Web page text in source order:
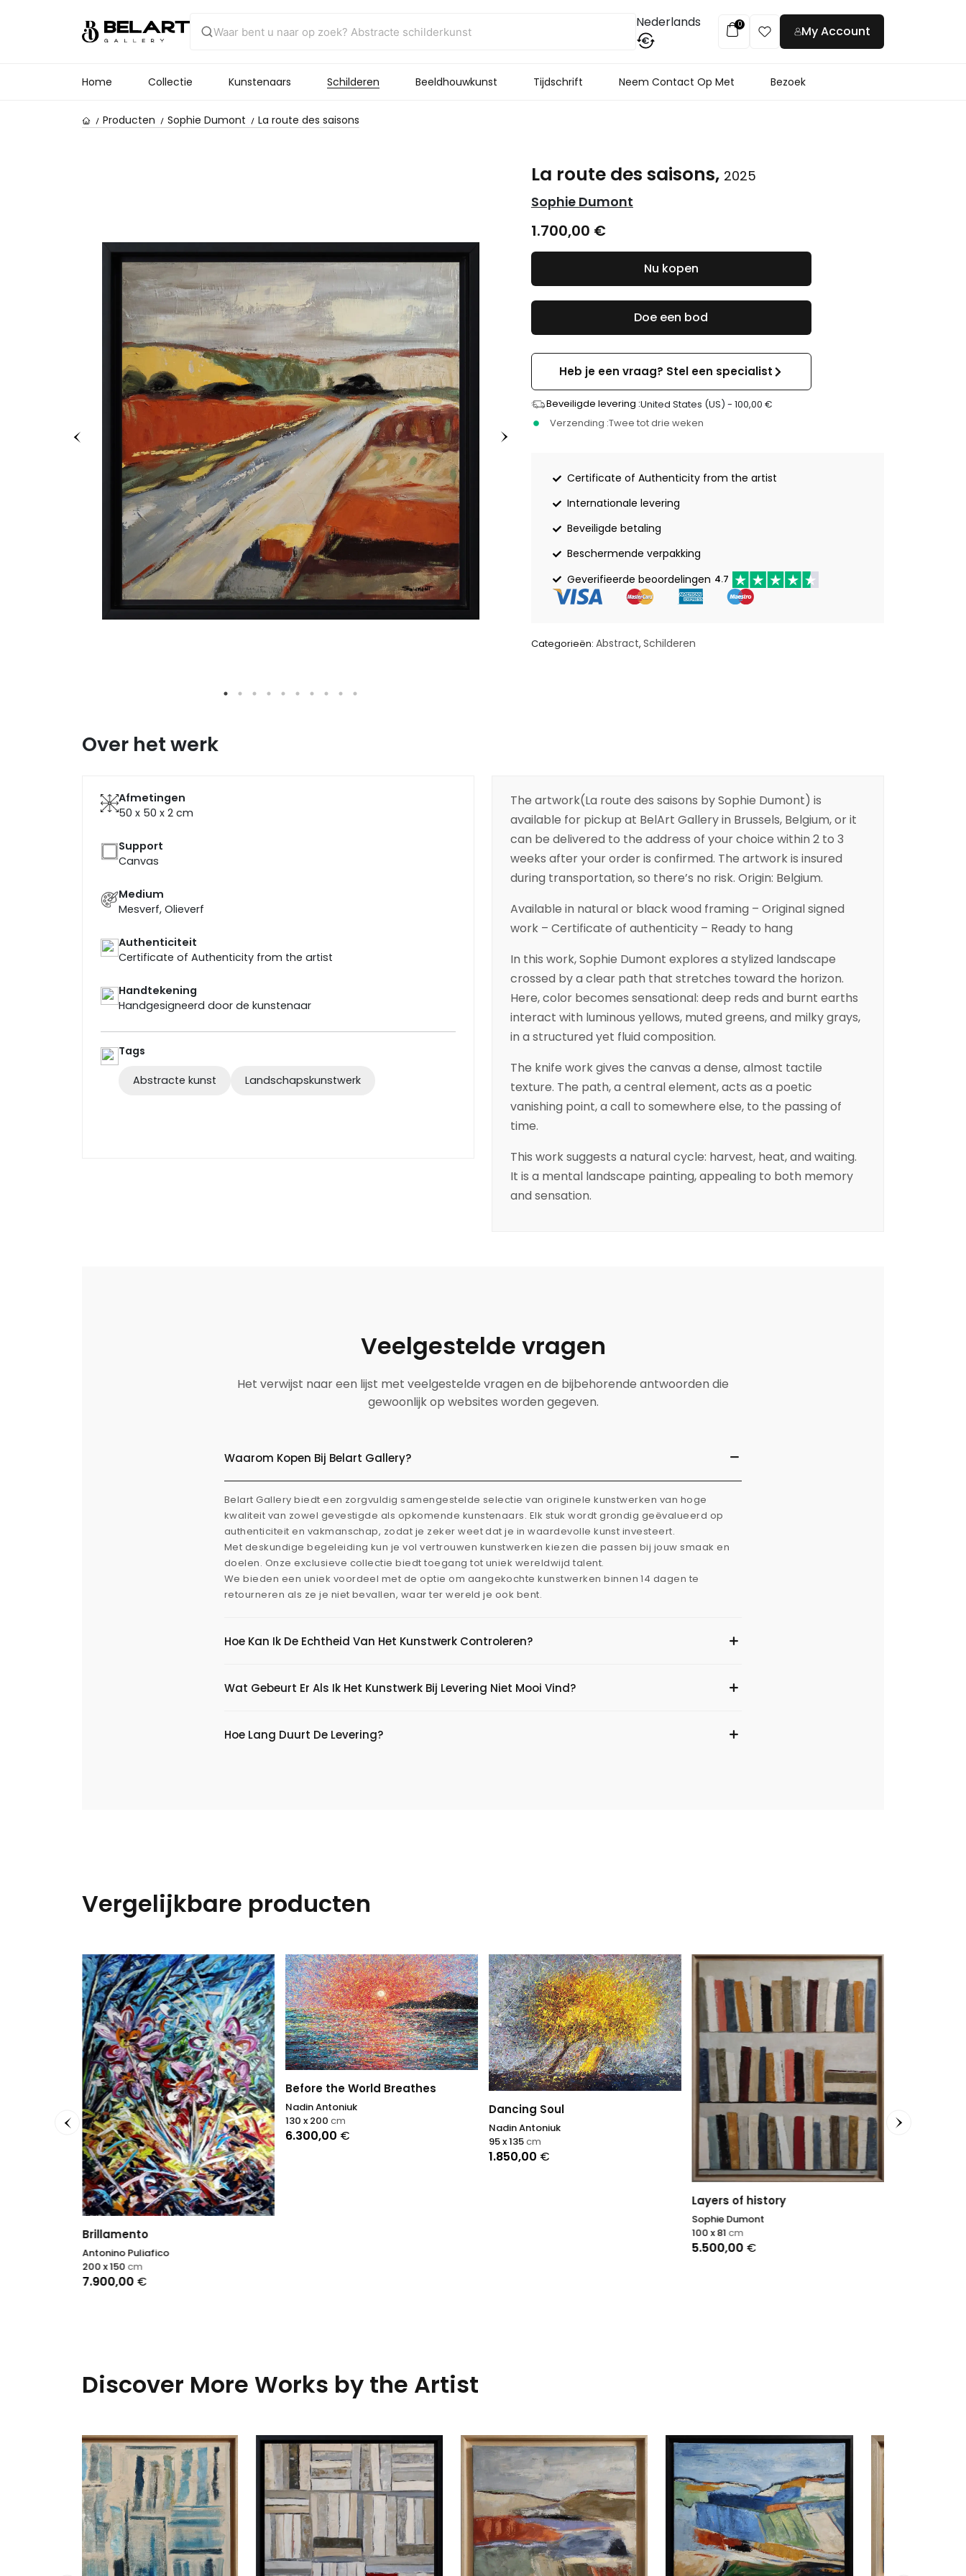
Nederlands
€
0 My Account
Home Collectie Kunstenaars Schilderen Beeldhouwkunst Tijdschrift Neem Contact Op Met Bezoek
Producten Sophie Dumont La route des saisons
La route des saisons, 2025
Sophie Dumont
1.700,00 €
Doe een bod
Heb je een vraag? Stel een specialist
Beveiligde levering :United States (US) -100,00€
Verzending :Twee tot drie weken
Certificate of Authenticity from the artist
Internationale levering
Beveiligde betaling
Beschermende verpakking
Geverifieerde beoordelingen 4.7
Categorieën: Abstract, Schilderen
Nu kopen
Over het werk
Afmetingen
50 x 50 x 2 cm
Support
Canvas
Medium
Mesverf, Olieverf
Authenticiteit
Certificate of Authenticity from the artist
Handtekening
Handgesigneerd door de kunstenaar
Tags
Abstracte kunst Landschapskunstwerk
The artwork(La route des saisons by Sophie Dumont) is
available for pickup at BelArt Gallery in Brussels, Belgium, or it
can be delivered to the address of your choice within 2 to 3
weeks after your order is confirmed. The artwork is insured
during transportation, so there’s no risk. Origin: Belgium.
Available in natural or black wood framing – Original signed
work – Certificate of authenticity – Ready to hang
In this work, Sophie Dumont explores a stylized landscape
crossed by a clear path that stretches toward the horizon.
Here, color becomes sensational: deep reds and burnt earths
interact with luminous yellows, muted greens, and milky grays,
in a structured yet fluid composition.
The knife work gives the canvas a dense, almost tactile
texture. The path, a central element, acts as a poetic
vanishing point, a call to somewhere else, to the passing of
time.
This work suggests a natural cycle: harvest, heat, and waiting.
It is a mental landscape painting, appealing to both memory
and sensation.
Veelgestelde vragen
Het verwijst naar een lijst met veelgestelde vragen en de bijbehorende antwoorden die
gewoonlijk op websites worden gegeven.
Waarom Kopen Bij Belart Gallery?
Belart Gallery biedt een zorgvuldig samengestelde selectie van originele kunstwerken van hoge
kwaliteit van zowel gevestigde als opkomende kunstenaars. Elk stuk wordt grondig geëvalueerd op
authenticiteit en vakmanschap, zodat je zeker weet dat je in waardevolle kunst investeert.
Met deskundige begeleiding kun je vol vertrouwen kunstwerken kiezen die passen bij jouw smaak en
doelen. Onze exclusieve collectie biedt toegang tot uniek wereldwijd talent.
We bieden een uniek voordeel met de optie om aangekochte kunstwerken binnen 14 dagen te
retourneren als ze je niet bevallen, waar ter wereld je ook bent.
Hoe Kan Ik De Echtheid Van Het Kunstwerk Controleren?
Wat Gebeurt Er Als Ik Het Kunstwerk Bij Levering Niet Mooi Vind?
Hoe Lang Duurt De Levering?
Vergelijkbare producten
Brillamento
Antonino Puliafico
7.900,00 €
200 x 150 cm
Before the World Breathes
Nadin Antoniuk
6.300,00 €
130 x 200 cm
Dancing Soul
Nadin Antoniuk
1.850,00 €
95 x 135cm
Layers of history
Sophie Dumont
5.500,00 €
100 x 81 cm
Discover More Works by the Artist